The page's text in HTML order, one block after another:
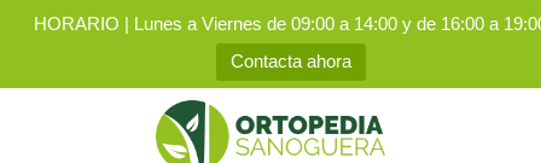
HORARIO | Lunes a Viernes de 09:00 a 14:00 y de 16:00 a
Contacta ahora